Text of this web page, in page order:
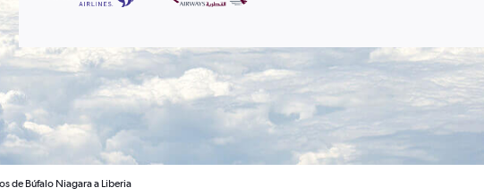
de Búfalo Niagara a Liberia